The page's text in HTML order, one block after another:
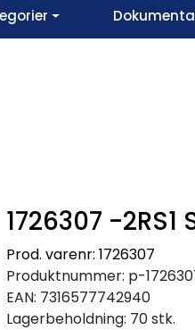
1726307 -2RS1
Prod. varenr: 1726307
Produktnummer: p-
EAN: 7316577742940
Lagerbeholdning: 70 stk.